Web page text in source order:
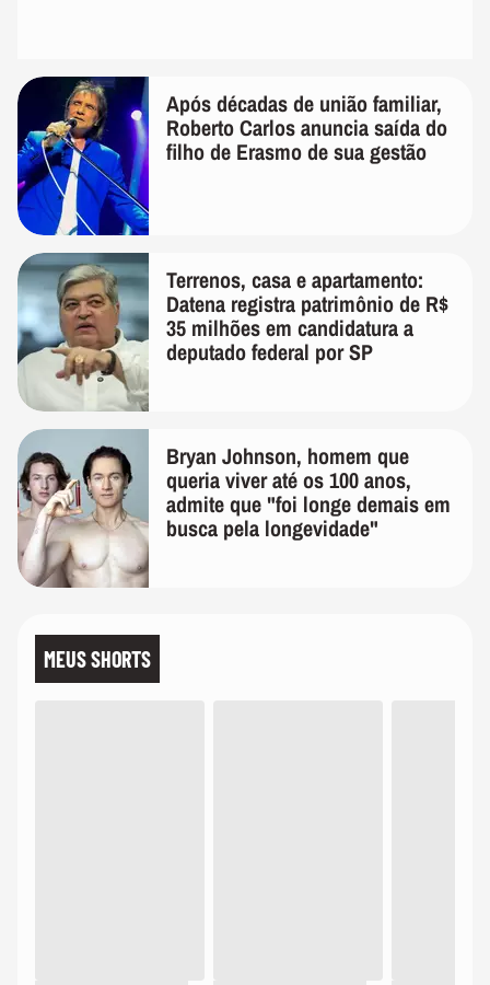
Após décadas de união familiar,
Roberto Carlos anuncia saída do
filho de Erasmo de sua gestão
Terrenos, casa e apartamento:
Datena registra patrimônio de R$
35 milhões em candidatura a
deputado federal por SP
Bryan Johnson, homem que
queria viver até os 100 anos,
admite que "foi longe demais em
busca pela longevidade"
MEUS SHORTS